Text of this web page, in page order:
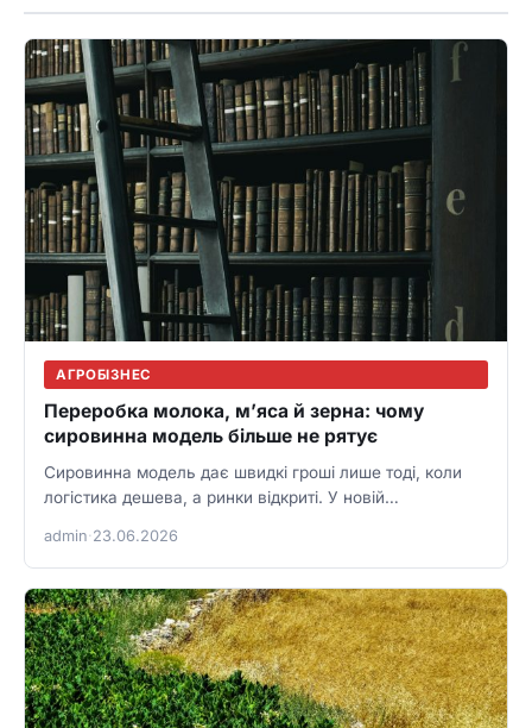
АГРОБІЗНЕС
Переробка молока, м’яса й зерна: чому
сировинна модель більше не рятує
Сировинна модель дає швидкі гроші лише тоді, коли
логістика дешева, а ринки відкриті. У новій
admin·23.06.2026